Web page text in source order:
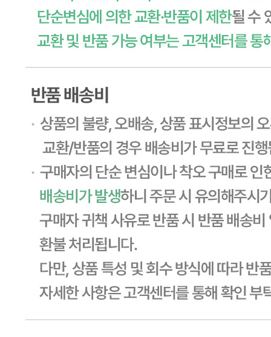
... 🛒 🛒 🛒
치즈.유가공품 BEST 더보기
판매자 정보
판매자 상호
사업장 소재지
경기 용인시 기흥구 기곡로 32 (하갈동, 제일제당수원물류센
타) 씨제이프레시웨이
1588-6967
등록번호
통신판매
제2011-용인기흥-00129호
상품 고시 정보
식품의 유형
상세페이지참고
상세페이지참고
소재지